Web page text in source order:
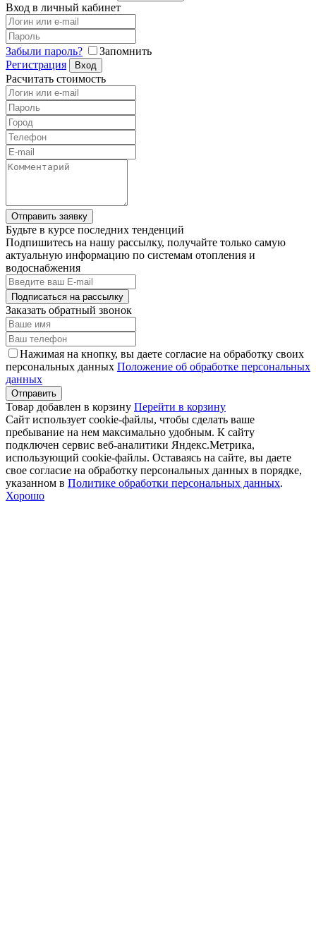
Вход в личный кабинет
Забыли пароль?
Запомнить
Регистрация
Вход
Расчитать стоимость
Отправить заявку
Будьте в курсе последних тенденций
Подпишитесь на нашу рассылку, получайте только самую
актуальную информацию по системам отопления и
водоснабжения
Подписаться на рассылку
Заказать обратный звонок
Нажимая на кнопку, вы даете согласие на обработку своих
персональных данных Положение об обработке персональных
данных
Товар добавлен в корзину Перейти в корзину
Сайт использует cookie-файлы, чтобы сделать ваше
пребывание на нем максимально удобным. К cайту
подключен сервис веб-аналитики Яндекс.Метрика,
использующий cookie-файлы. Оставаясь на сайте, вы даете
свое согласие на обработку персональных данных в порядке,
указанном в Политике обработки персональных данных.
Хорошо